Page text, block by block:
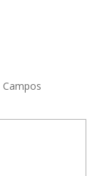
Campos